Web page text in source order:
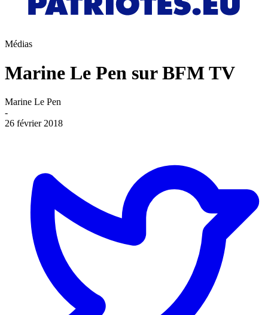
Médias
Marine Le Pen sur BFM TV
Marine Le Pen
-
26 février 2018